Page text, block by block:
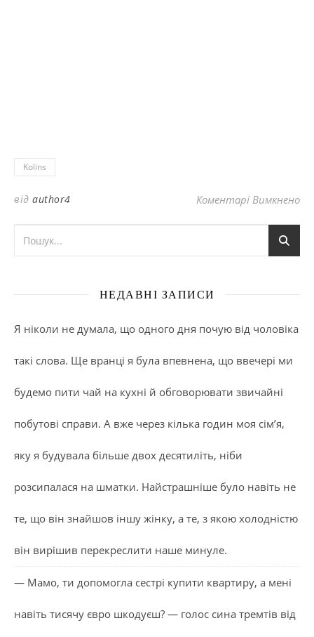
Kolins
від author4 Коментарі Вимкненодо
НЕДАВНІ ЗАПИСИ
Я ніколи не думала, що одного дня почую від чоловіка
такі слова. Ще вранці я була впевнена, що ввечері ми
будемо пити чай на кухні й обговорювати звичайні
побутові справи. А вже через кілька годин моя сім’я,
яку я будувала більше двох десятиліть, ніби
розсипалася на шматки. Найстрашніше було навіть не
те, що він знайшов іншу жінку, а те, з якою холодністю
він вирішив перекреслити наше минуле.
— Мамо, ти допомогла сестрі купити квартиру, а мені
навіть тисячу євро шкодуєш? — голос сина тремтів від